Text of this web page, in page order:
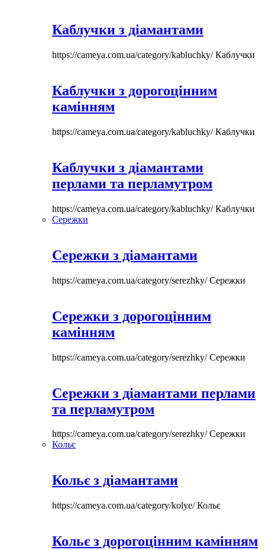
Каблучки з діамантами
https://cameya.com.ua/category/kabluchky/Каблучки
Каблучки з дорогоцінним
камінням
https://cameya.com.ua/category/kabluchky/Каблучки
Каблучки з діамантами
перлами та перламутром
https://cameya.com.ua/category/kabluchky/Каблучки
Сережки
Сережки з діамантами
https://cameya.com.ua/category/serezhky/Сережки
Сережки з дорогоцінним
камінням
https://cameya.com.ua/category/serezhky/Сережки
Сережки з діамантами перлами
та перламутром
https://cameya.com.ua/category/serezhky/Сережки
Кольє
Кольє з діамантами
https://cameya.com.ua/category/kolye/Кольє
Кольє з дорогоцінним камінням